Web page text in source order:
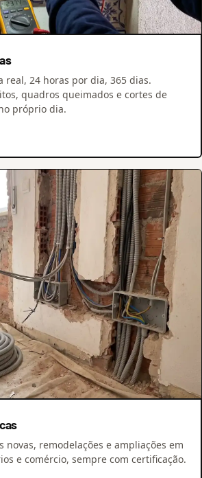
real, 24 horas por dia, 365 dias.
quadros queimados e cortes de
próprio dia.
novas, remodelações e ampliações em
e comércio, sempre com certificação.